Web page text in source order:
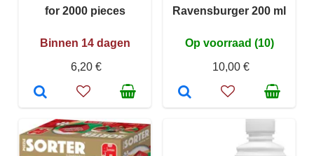
for 2000 pieces
Binnen 14 dagen
6,20 €
Ravensburger 200 ml
Op voorraad (10)
10,00 €